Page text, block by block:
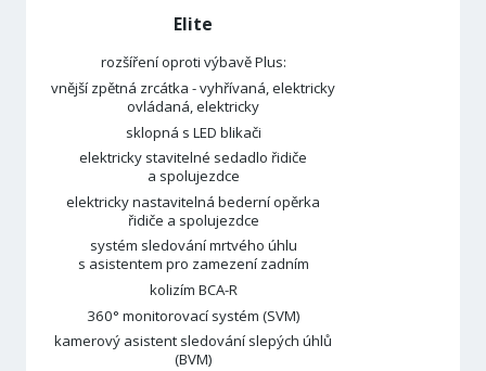
Elite
rozšíření oproti výbavě Plus:
vnější zpětná zrcátka - vyhřívaná, elektricky
ovládaná, elektricky
sklopná s LED blikači
elektricky stavitelné sedadlo řidiče
a spolujezdce
elektricky nastavitelná bederní opěrka
řidiče a spolujezdce
systém sledování mrtvého úhlu
s asistentem pro zamezení zadním
kolizím BCA-R
360° monitorovací systém (SVM)
kamerový asistent sledování slepých úhlů
(BVM)